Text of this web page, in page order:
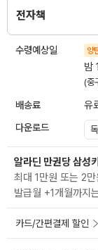
전자책
수령예상일 양
밤
(중
배송료 유
다운로드
알라딘 만권당 삼성
최대 1만원 또는 2
발급월 +1개월까지
카드/간편결제 할인